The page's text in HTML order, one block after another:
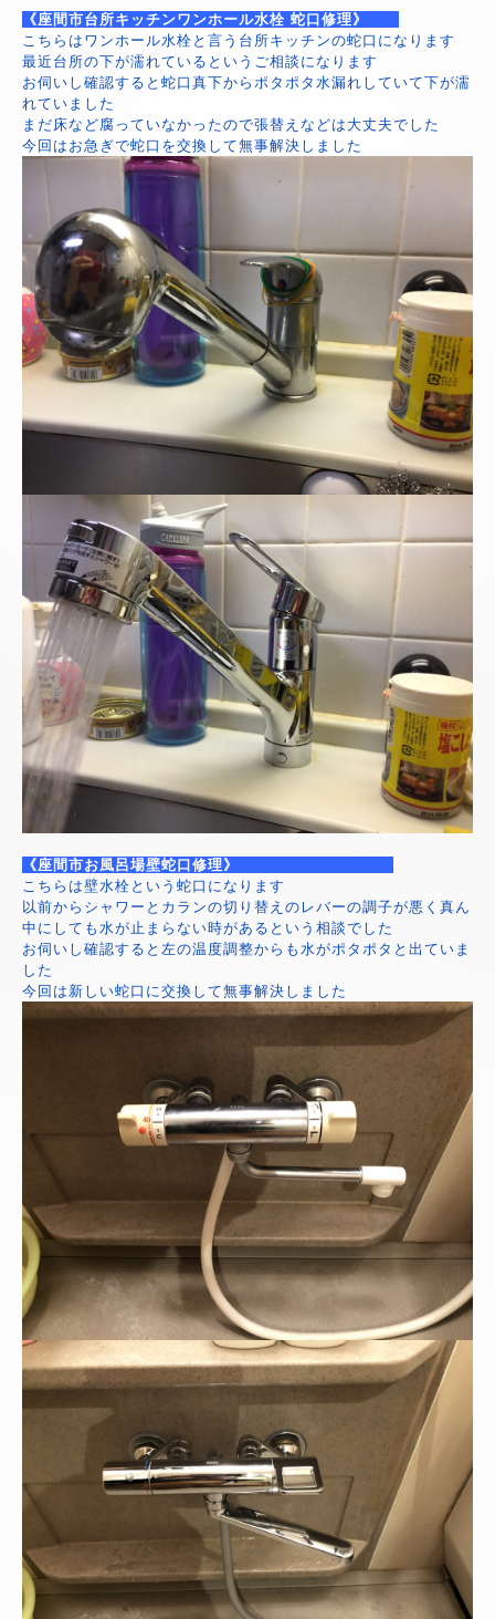
《座間市台所キッチンワンホール水栓 蛇口修理》
こちらはワンホール水栓と言う台所キッチンの蛇口になります
最近台所の下が濡れているというご相談になります
お伺いし確認すると蛇口真下からポタポタ水漏れしていて下が濡
れていました
まだ床など腐っていなかったので張替えなどは大丈夫でした
今回はお急ぎで蛇口を交換して無事解決しました
《座間市お風呂場壁蛇口修理》
こちらは壁水栓という蛇口になります
以前からシャワーとカランの切り替えのレバーの調子が悪く真ん
中にしても水が止まらない時があるという相談でした
お伺いし確認すると左の温度調整からも水がポタポタと出ていま
した
今回は新しい蛇口に交換して無事解決しました